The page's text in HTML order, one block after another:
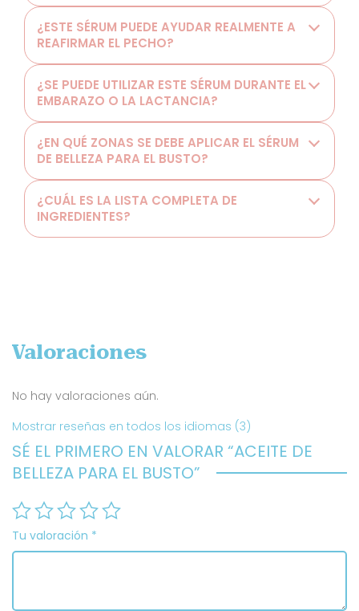
¿ESTE SÉRUM PUEDE AYUDAR REALMENTE A
REAFIRMAR EL PECHO?
¿SE PUEDE UTILIZAR ESTE SÉRUM DURANTE EL
EMBARAZO O LA LACTANCIA?
¿EN QUÉ ZONAS SE DEBE APLICAR EL SÉRUM
DE BELLEZA PARA EL BUSTO?
¿CUÁL ES LA LISTA COMPLETA DE
INGREDIENTES?
Valoraciones
No hay valoraciones aún.
Mostrar reseñas en todos los idiomas (3)
SÉ EL PRIMERO EN VALORAR “ACEITE DE
BELLEZA PARA EL BUSTO”
Tu valoración *